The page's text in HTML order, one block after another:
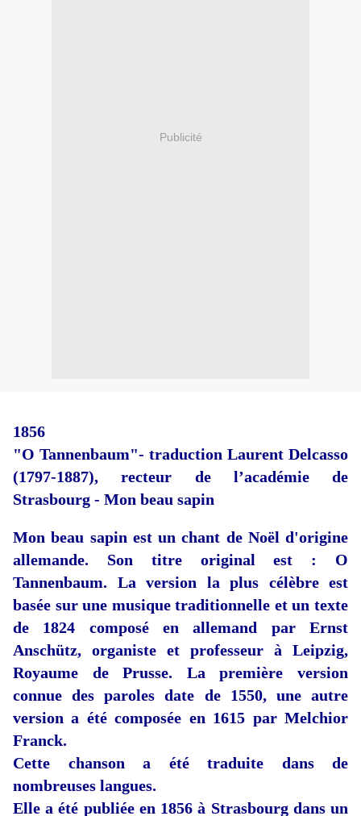
Publicité
1856
"O Tannenbaum"- traduction Laurent Delcasso
(1797-1887), recteur de l’académie de
Strasbourg - Mon beau sapin
Mon beau sapin est un chant de Noël d'origine
allemande. Son titre original est : O
Tannenbaum. La version la plus célèbre est
basée sur une musique traditionnelle et un texte
de 1824 composé en allemand par Ernst
Anschütz, organiste et professeur à Leipzig,
Royaume de Prusse. La première version
connue des paroles date de 1550, une autre
version a été composée en 1615 par Melchior
Franck.
Cette chanson a été traduite dans de
nombreuses langues.
Elle a été publiée en 1856 à Strasbourg dans un